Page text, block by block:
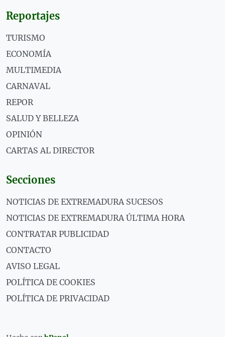
Reportajes
TURISMO
ECONOMÍA
MULTIMEDIA
CARNAVAL
REPOR
SALUD Y BELLEZA
OPINIÓN
CARTAS AL DIRECTOR
Secciones
NOTICIAS DE EXTREMADURA SUCESOS
NOTICIAS DE EXTREMADURA ÚLTIMA HORA
CONTRATAR PUBLICIDAD
CONTACTO
AVISO LEGAL
POLÍTICA DE COOKIES
POLÍTICA DE PRIVACIDAD